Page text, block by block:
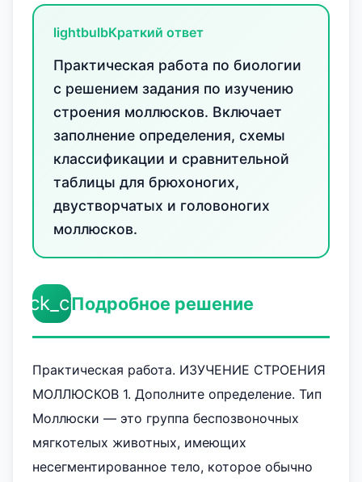
lightbulbКраткий ответ
Практическая работа по биологии
с решением задания по изучению
строения моллюсков. Включает
заполнение определения, схемы
классификации и сравнительной
таблицы для брюхоногих,
двустворчатых и головоногих
моллюсков.
Подробное решение
Практическая работа. ИЗУЧЕНИЕ СТРОЕНИЯ
МОЛЛЮСКОВ 1. Дополните определение. Тип
Моллюски — это группа беспозвоночных
мягкотелых животных, имеющих
несегментированное тело, которое обычно